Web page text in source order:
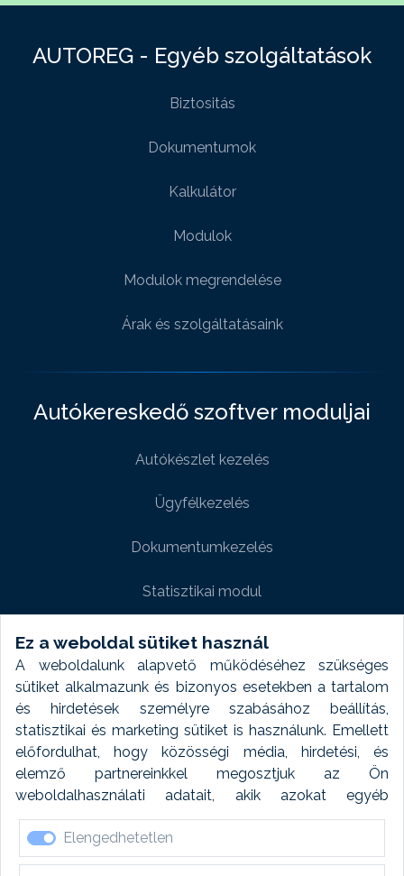
Ez a weboldal sütiket használ
A weboldalunk alapvető működéséhez szükséges
sütiket alkalmazunk és bizonyos esetekben a tartalom
és hirdetések személyre szabásához beállítás,
statisztikai és marketing sütiket is használunk. Emellett
előfordulhat, hogy közösségi média, hirdetési, és
elemző partnereinkkel megosztjuk az Ön
weboldalhasználati adatait, akik azokat egyéb
forrásokból gyűjtött adatokkal kombinálhatják. A sütik
elfogadásával kapcsolatosan naplózást végzünk és
ezen adatokat 6 hónap után automatikusan töröljük. A
Elengedhetetlen
AUTOREG - Egyéb szolgáltatások
Biztositás
Dokumentumok
Kalkulátor
Modulok
Modulok megrendelése
Árak és szolgáltatásaink
Autókereskedő szoftver moduljai
Autókészlet kezelés
Ügyfélkezelés
Dokumentumkezelés
Statisztikai modul
Weboldal modul
Fényképtár extra modul
Autómosó modul
Feladatütemezés